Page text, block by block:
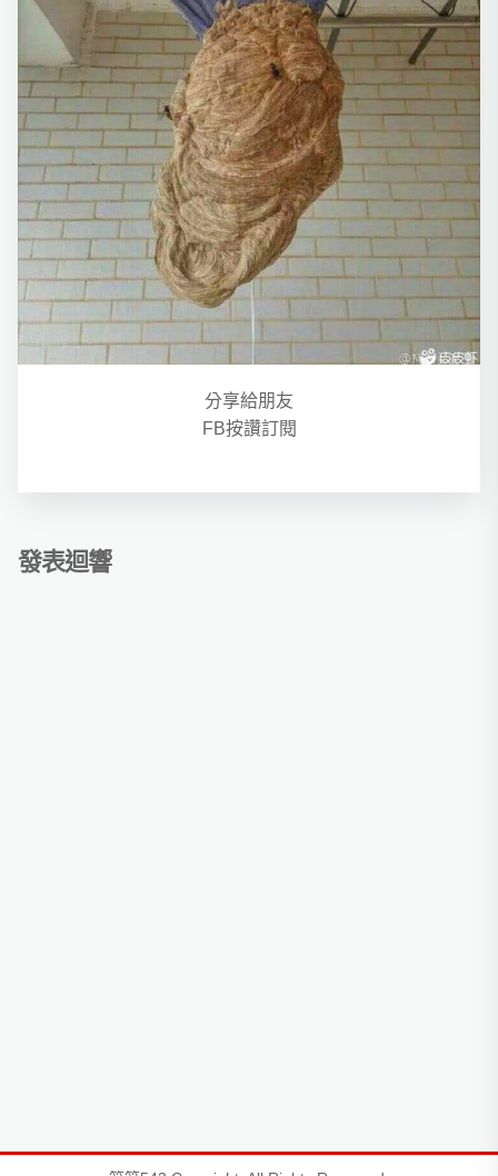
分享給朋友
FB按讚訂閱
發表迴響